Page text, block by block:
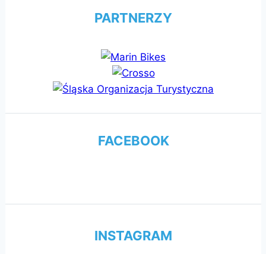
PARTNERZY
FACEBOOK
INSTAGRAM